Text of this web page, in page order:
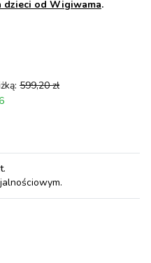
dzieci od Wigiwama.
599,20 zł
.